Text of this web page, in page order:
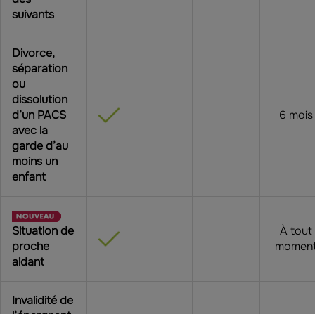
suivants
Divorce,
séparation
ou
dissolution
d’un PACS
avec la
garde d’au
moins un
enfant
6 mois
Situation de
proche
aidant
À tout
Invalidité de